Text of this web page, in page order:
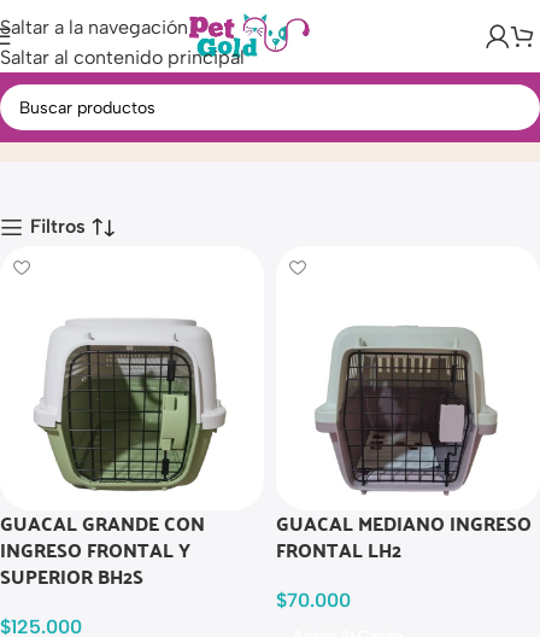
Saltar a la navegación
Saltar al contenido principal
GuacalesInicio Producto
Filtros
GUACAL GRANDE CON
INGRESO FRONTAL Y
SUPERIOR BH2S
$125.000
GUACAL MEDIANO INGRESO
FRONTAL LH2
$70.000